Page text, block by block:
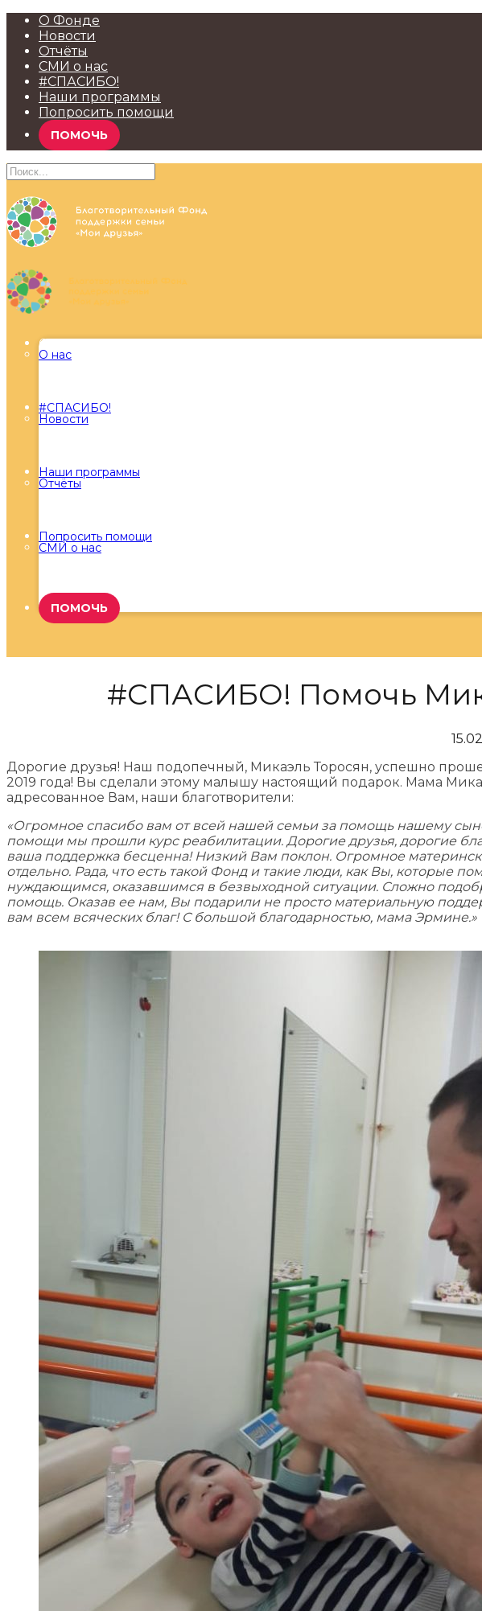
О Фонде
Новости
Отчёты
СМИ о нас
#СПАСИБО!
Наши программы
Попросить помощи
ПОМОЧЬ
О Фонде
О нас
Новости
Отчёты
СМИ о нас
#СПАСИБО!
Наши программы
Попросить помощи
ПОМОЧЬ
#СПАСИБО! Помочь
Дорогие друзья! Наш подопечный, Микаэль Торосян, успешно
2019 года! Вы сделали этому малышу настоящий подарок. Мама
адресованное Вам, наши благотворители:
«Огромное спасибо вам от всей нашей семьи за помощь нашему
помощи мы прошли курс реабилитации. Дорогие друзья, дорогие
ваша поддержка бесценна! Низкий Вам поклон. Огромное
отдельно. Рада, что есть такой Фонд и такие люди, как Вы, которые
нуждающимся, оказавшимся в безвыходной ситуации. Сложно
помощь. Оказав ее нам, Вы подарили не просто материальную
вам всем всяческих благ! С большой благодарностью, мама Эрмине.»